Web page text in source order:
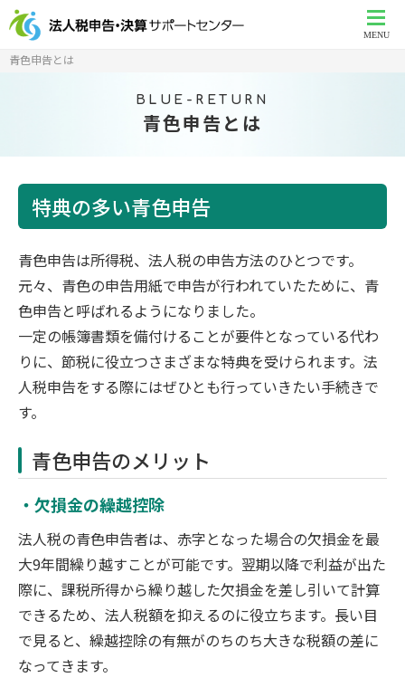
MENU
青色申告とは
BLUE-RETURN
青色申告とは
特典の多い青色申告
青色申告は所得税、法人税の申告方法のひとつです。
元々、青色の申告用紙で申告が行われていたために、青
色申告と呼ばれるようになりました。
一定の帳簿書類を備付けることが要件となっている代わ
りに、節税に役立つさまざまな特典を受けられます。法
人税申告をする際にはぜひとも行っていきたい手続きで
す。
青色申告のメリット
欠損金の繰越控除
法人税の青色申告者は、赤字となった場合の欠損金を最
大9年間繰り越すことが可能です。翌期以降で利益が出た
際に、課税所得から繰り越した欠損金を差し引いて計算
できるため、法人税額を抑えるのに役立ちます。長い目
で見ると、繰越控除の有無がのちのち大きな税額の差に
なってきます。